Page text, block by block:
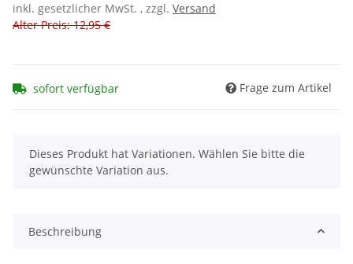
inkl. gesetzlicher MwSt. , zzgl. Versand
Alter Preis: 12,95 €
sofort verfügbar Frage zum Artikel
x
Dieses Produkt hat Variationen. Wählen Sie bitte die
gewünschte Variation aus.
Beschreibung